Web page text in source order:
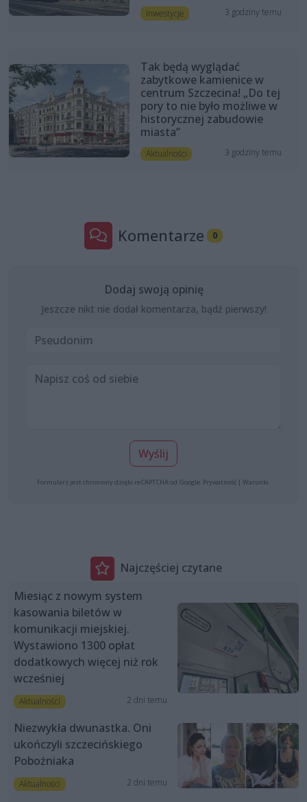
Inwestycje 3 godziny temu
Tak będą wyglądać
zabytkowe kamienice w
centrum Szczecina! „Do tej
pory to nie było możliwe w
historycznej zabudowie
miasta”
Aktualności 3 godziny temu
Komentarze 0
Dodaj swoją opinię
Jeszcze nikt nie dodał komentarza, bądź pierwszy!
Wyślij
Formularz jest chroniony dzięki reCAPTCHA od Google: Prywatność | Warunki
Najczęściej czytane
Miesiąc z nowym system
kasowania biletów w
komunikacji miejskiej.
Wystawiono 1300 opłat
dodatkowych więcej niż rok
wcześniej
Aktualności 2 dni temu
Niezwykła dwunastka. Oni
ukończyli szczecińskiego
Pobożniaka
Aktualności 2 dni temu